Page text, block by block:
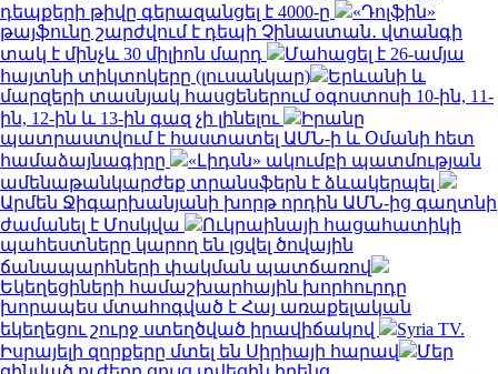
դեպքերի թիվը գերազանցել է 4000-ը
«Դոլֆին»
թայֆունը շարժվում է դեպի Չինաստան․ վտանգի
տակ է մինչև 30 միլիոն մարդ
Մահացել է 26-ամյա
հայտնի տիկտոկերը (լուսանկար)
Երևանի և
մարզերի տասնյակ հասցեներում օգոստոսի 10-ին, 11-
ին, 12-ին և 13-ին գազ չի լինելու
Իրանը
պատրաստվում է հաստատել ԱՄՆ-ի և Օմանի հետ
համաձայնագիրը
«Լիդսն» ակումբի պատմության
ամենաթանկարժեք տրանսֆերն է ձևակերպել
Արմեն Ջիգարխանյանի խորթ որդին ԱՄՆ-ից գաղտնի
ժամանել է Մոսկվա
Ուկրաինայի հացահատիկի
պահեստները կարող են լցվել ծովային
ճանապարհների փակման պատճառով
Եկեղեցիների համաշխարհային խորհուրդը
խորապես մտահոգված է Հայ առաքելական
եկեղեցու շուրջ ստեղծված իրավիճակով
Syria TV.
Իսրայելի զորքերը մտել են Սիրիայի հարավ
Մեր